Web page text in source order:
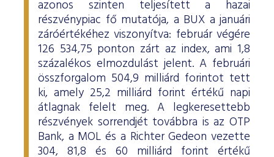
azonos szinten teljesített a hazai
részvénypiac fő mutatója, a BUX a januári
záróértékéhez viszonyítva: február végére
126 534,75 ponton zárt az index, ami 1,8
százalékos elmozdulást jelent. A februári
összforgalom 504,9 milliárd forintot tett
ki, amely 25,2 milliárd forint értékű napi
átlagnak felelt meg. A legkeresettebb
részvények sorrendjét továbbra is az OTP
Bank, a MOL és a Richter Gedeon vezette
304, 81,8 és 60 milliárd forint értékű